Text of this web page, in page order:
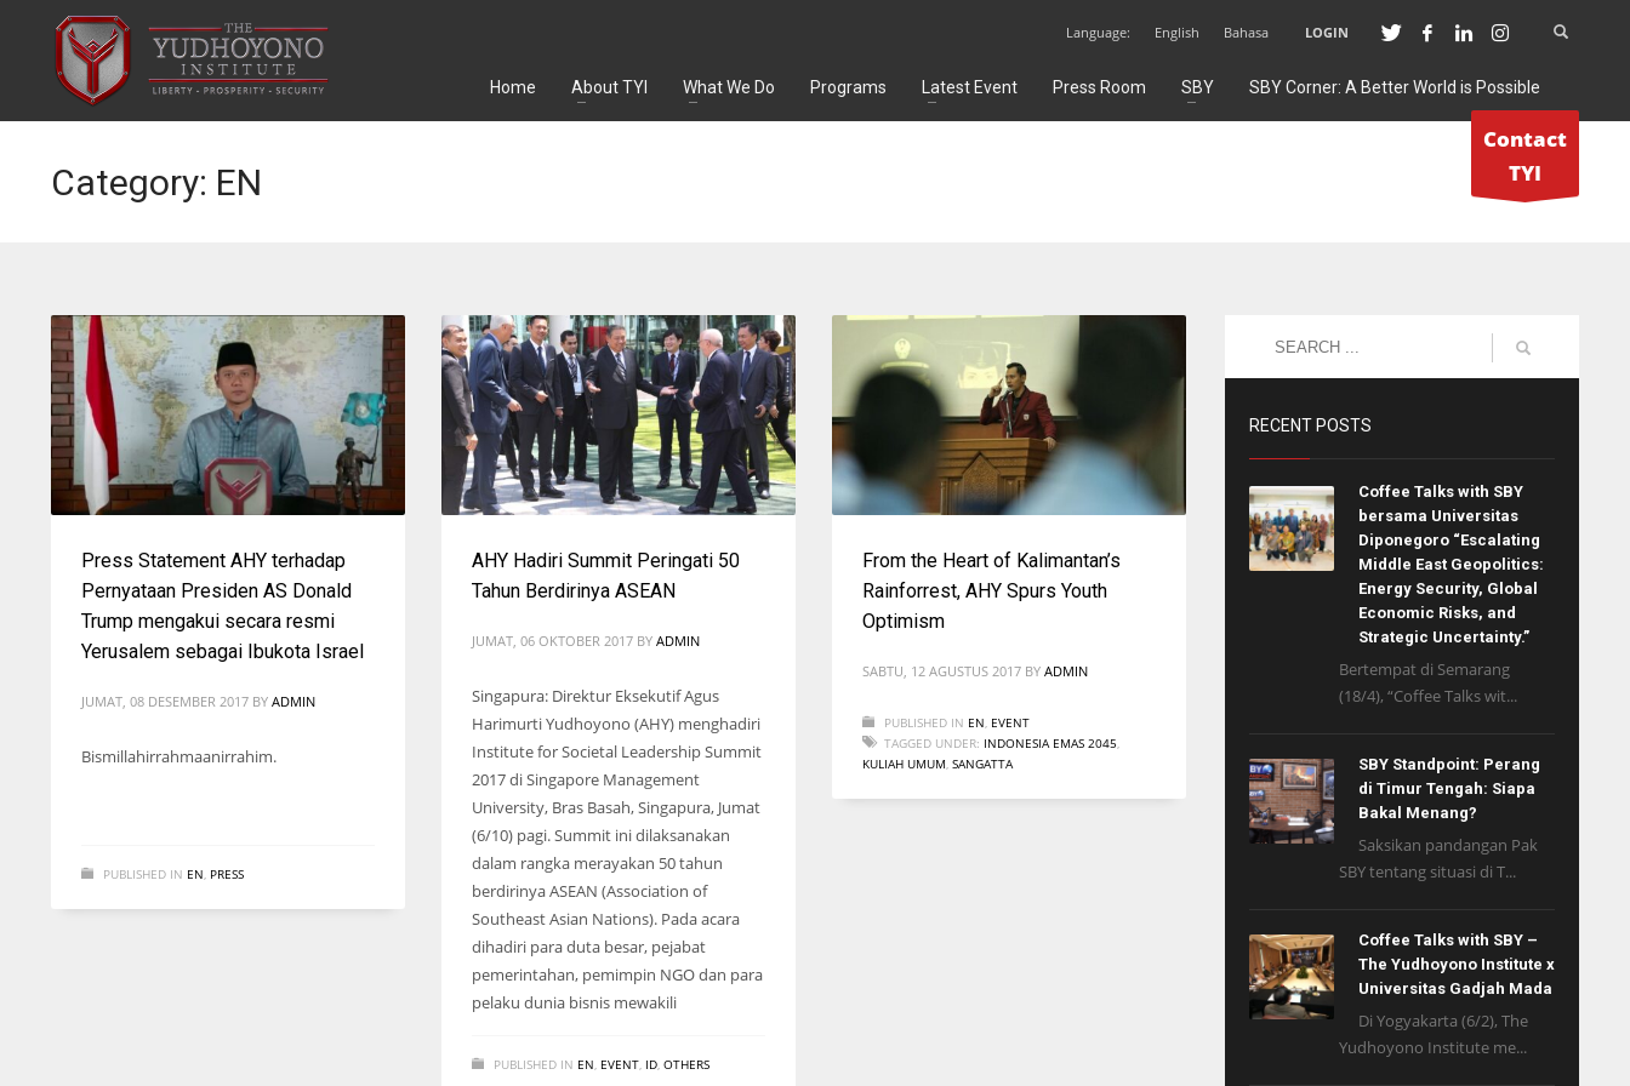
Language: English Bahasa LOGIN
Home About TYI What We Do Programs Latest Event Press Room SBY SBY Corner: A Better World is Possible
Contact
TYI
Category: EN
Press Statement AHY terhadap
Pernyataan Presiden AS Donald
Trump mengakui secara resmi
Yerusalem sebagai Ibukota Israel
JUMAT, 08 DESEMBER 2017 BY ADMIN
Bismillahirrahmaanirrahim.
PUBLISHED IN EN, PRESS
AHY Hadiri Summit Peringati 50
Tahun Berdirinya ASEAN
JUMAT, 06 OKTOBER 2017 BY ADMIN
Singapura: Direktur Eksekutif Agus
Harimurti Yudhoyono (AHY) menghadiri
Institute for Societal Leadership Summit
2017 di Singapore Management
University, Bras Basah, Singapura, Jumat
(6/10) pagi. Summit ini dilaksanakan
dalam rangka merayakan 50 tahun
berdirinya ASEAN (Association of
Southeast Asian Nations). Pada acara
dihadiri para duta besar, pejabat
pemerintahan, pemimpin NGO dan para
pelaku dunia bisnis mewakili
PUBLISHED IN EN, EVENT, ID, OTHERS
From the Heart of Kalimantan’s
Rainforrest, AHY Spurs Youth
Optimism
SABTU, 12 AGUSTUS 2017 BY ADMIN
PUBLISHED IN EN, EVENT
TAGGED UNDER: INDONESIA EMAS 2045,
KULIAH UMUM, SANGATTA
RECENT POSTS
Coffee Talks with SBY
bersama Universitas
Diponegoro “Escalating
Middle East Geopolitics:
Energy Security, Global
Economic Risks, and
Strategic Uncertainty.”
Bertempat di Semarang
(18/4), “Coffee Talks wit...
SBY Standpoint: Perang
di Timur Tengah: Siapa
Bakal Menang?
Saksikan pandangan Pak
SBY tentang situasi di T...
Coffee Talks with SBY –
The Yudhoyono Institute x
Universitas Gadjah Mada
Di Yogyakarta (6/2), The
Yudhoyono Institute me...